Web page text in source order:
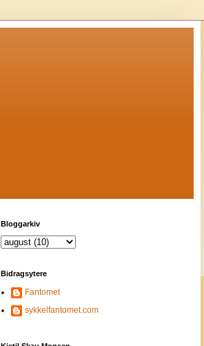
Bloggarkiv
Bidragsytere
Fantomet
sykkelfantomet.com